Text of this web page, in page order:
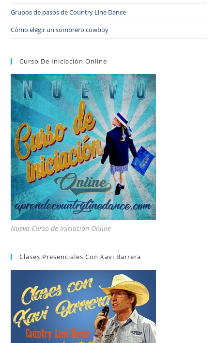
Grupos de pasos de Country Line Dance
Cómo elegir un sombrero cowboy
Curso De Iniciación Online
Nuevo Curso de Iniciación Online
Clases Presenciales Con Xavi Barrera